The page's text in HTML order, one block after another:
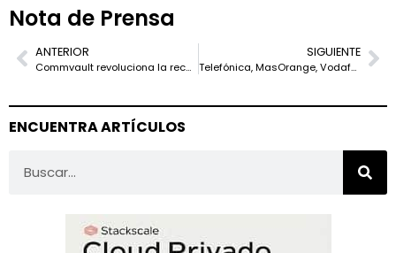
Nota de Prensa
ANTERIOR
Commvault revoluciona la recuperación de datos en Amazon S3 con Clumio Backtrack
SIGUIENTE
Telefónica, MasOrange, Vodafone e i2CAT lanzan el primer laboratorio europeo de APIs Open Gateway
ENCUENTRA ARTÍCULOS